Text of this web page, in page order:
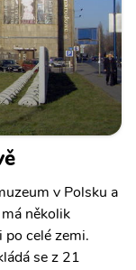
v Polsku a
několik
celé zemi.
se z 21